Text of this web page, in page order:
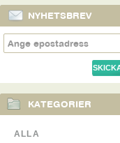
NYHETSBREV
KATEGORIER
ALLA